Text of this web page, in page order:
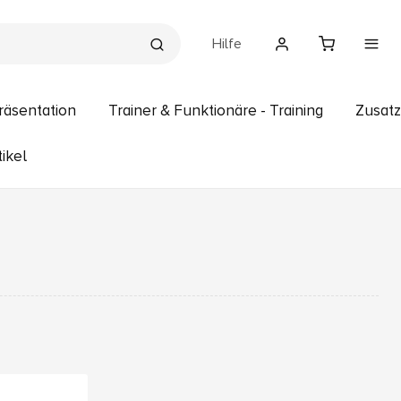
Hilfe
Trainer & Funktionäre - Training